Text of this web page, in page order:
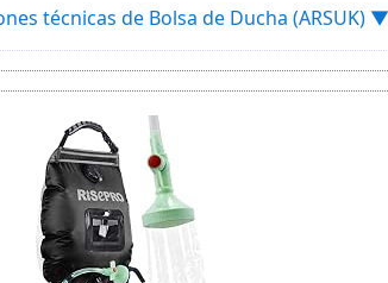
técnicas de Bolsa de Ducha (ARSUK) ▼